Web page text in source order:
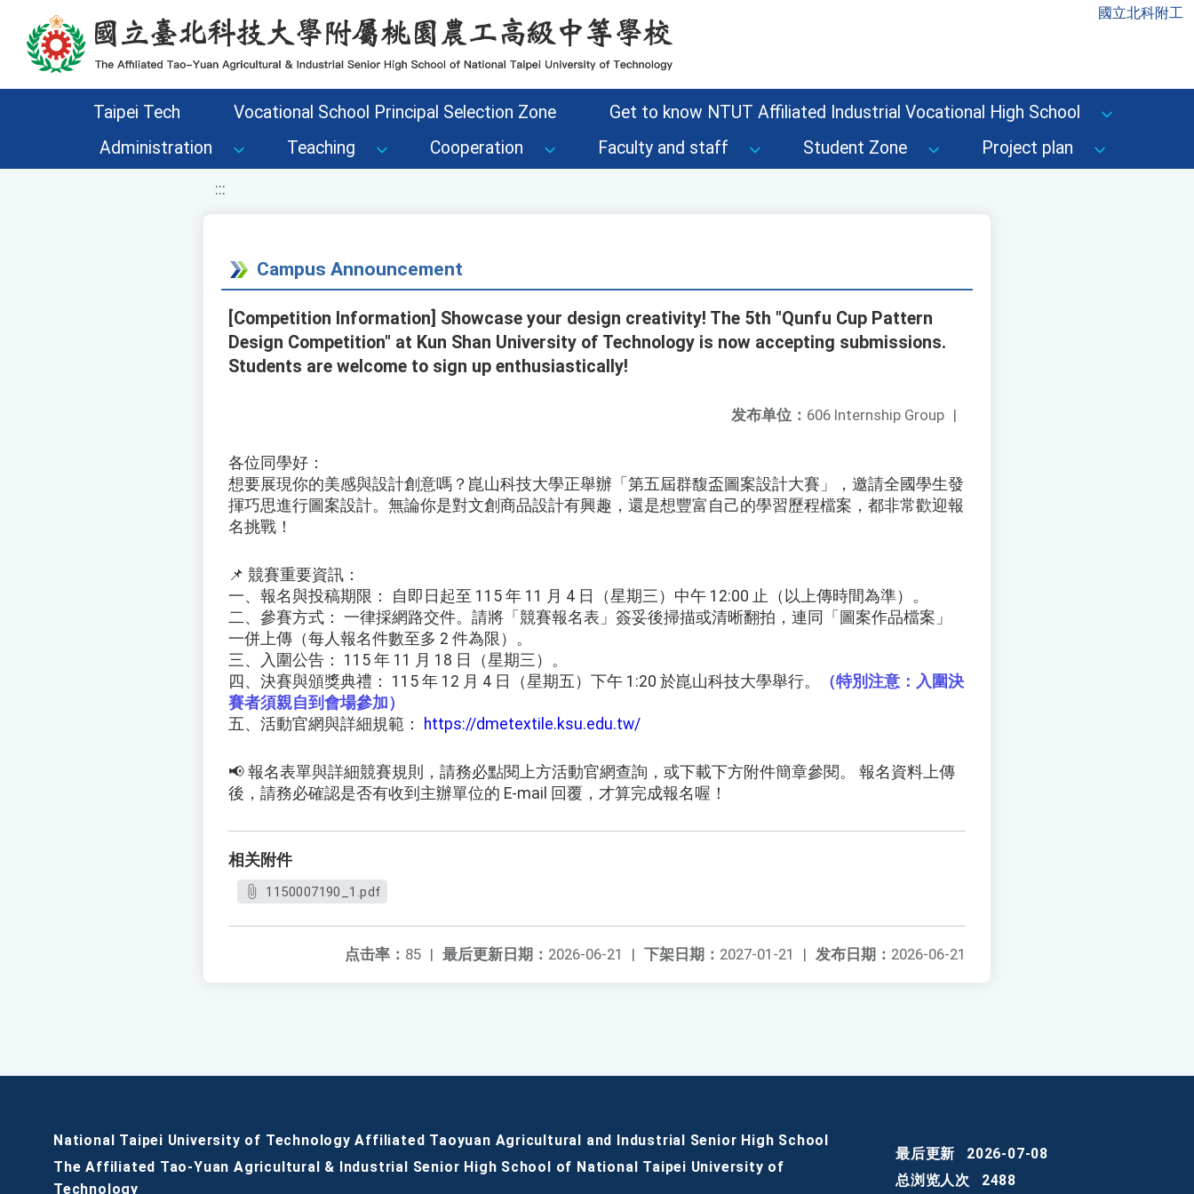
移至網頁之主要內容區位置 國立北科附工
Taipei Tech Vocational School Principal Selection Zone
Get to know NTUT Affiliated Industrial Vocational High School
Administration
Teaching Cooperation Faculty and staff Student Zone Project plan
:::
Campus Announcement
[Competition Information] Showcase your design creativity! The 5th "Qunfu Cup Pattern
Design Competition" at Kun Shan University of Technology is now accepting submissions.
Students are welcome to sign up enthusiastically!
发布单位： 606 Internship Group |
各位同學好：
想要展現你的美感與設計創意嗎？崑山科技大學正舉辦「第五屆群馥盃圖案設計大賽」，邀請全國學生發
揮巧思進行圖案設計。無論你是對文創商品設計有興趣，還是想豐富自己的學習歷程檔案，都非常歡迎報
名挑戰！
📌 競賽重要資訊：
一、報名與投稿期限： 自即日起至 115 年 11 月 4 日（星期三）中午 12:00 止（以上傳時間為準）。
二、參賽方式： 一律採網路交件。請將「競賽報名表」簽妥後掃描或清晰翻拍，連同「圖案作品檔案」
一併上傳（每人報名件數至多 2 件為限）。
三、入圍公告： 115 年 11 月 18 日（星期三）。
四、決賽與頒獎典禮： 115 年 12 月 4 日（星期五）下午 1:20 於崑山科技大學舉行。
（特別注意：入圍決
賽者須親自到會場參加）
五、活動官網與詳細規範： https://dmetextile.ksu.edu.tw/
📢 報名表單與詳細競賽規則，請務必點閱上方活動官網查詢，或下載下方附件簡章參閱。 報名資料上傳
後，請務必確認是否有收到主辦單位的 E-mail 回覆，才算完成報名喔！
相关附件
1150007190_1.pdf
发布日期： 2026-06-21
下架日期： 2027-01-21 |
最后更新日期： 2026-06-21 |
点击率： 85 |
National Taipei University of Technology Affiliated Taoyuan Agricultural and Industrial Senior High School
The Affiliated Tao-Yuan Agricultural & Industrial Senior High School of National Taipei University of
Technology
最后更新
2026-07-08
总浏览人次
2488